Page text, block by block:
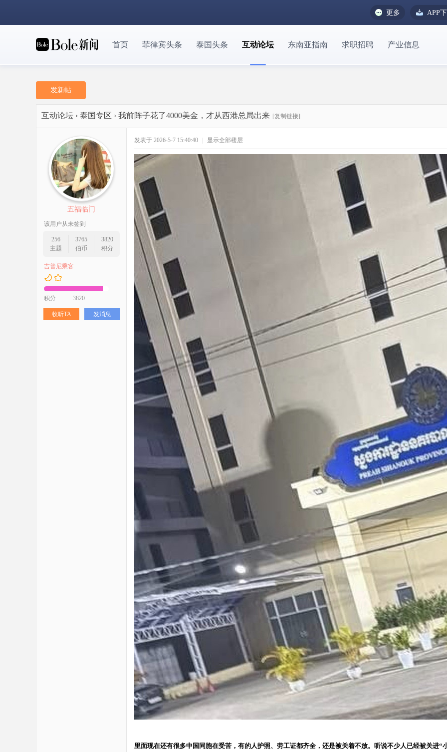
更多 APP
首页 菲律宾头条 泰国头条 互动论坛 东南亚指南 求职招聘 产业信息
发新帖
互动论坛 › 泰国专区 › 我前阵子花了4000美金，才从西港总局出来 [复制链接]
五福临门
该用户从未签到
256
主题
3765
伯币
3820
积分
吉普尼乘客
积分 3820
收听TA 发消息
发表于 2026-5-7 15:40:40 显示全部楼层
里面现在还有很多中国同胞在受苦，有的人护照、劳工证都齐全，还是被关着不放。听说不少人已经被关进“